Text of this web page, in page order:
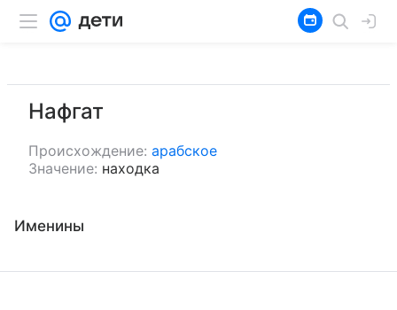
Нафгат
Происхождение: арабское
Значение: находка
Именины